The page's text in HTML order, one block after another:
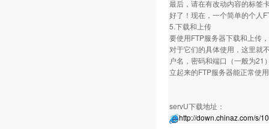
最后，请在有改动内容的标签
好了！现在，一个简单的个人
5.下载和上传
要使用FTP服务器下载和上传
对于它们的具体使用，这里就
户名，密码和端口（一般为
立起来的FTP服务器能正常使
servU下载地址：
http://down.chinaz.com/s/